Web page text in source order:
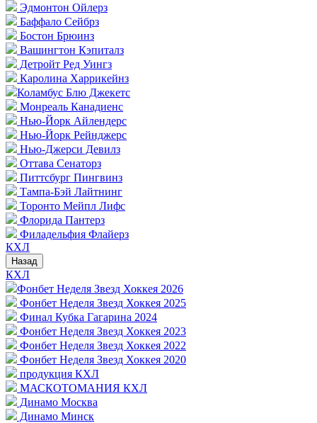
Эдмонтон Ойлерз
Баффало Сейбрз
Бостон Брюинз
Вашингтон Кэпиталз
Детройт Ред Уингз
Каролина Харрикейнз
Коламбус Блю Джекетс
Монреаль Канадиенс
Нью-Йорк Айлендерс
Нью-Йорк Рейнджерс
Нью-Джерси Девилз
Оттава Сенаторз
Питтсбург Пингвинз
Тампа-Бэй Лайтнинг
Торонто Мейпл Лифс
Флорида Пантерз
Филадельфия Флайерз
КХЛ
Назад
КХЛ
Фонбет Неделя Звезд Хоккея 2026
Фонбет Неделя Звезд Хоккея 2025
Финал Кубка Гагарина 2024
Фонбет Неделя Звезд Хоккея 2023
Фонбет Неделя Звезд Хоккея 2022
Фонбет Неделя Звезд Хоккея 2020
продукция КХЛ
МАСКОТОМАНИЯ КХЛ
Динамо Москва
Динамо Минск